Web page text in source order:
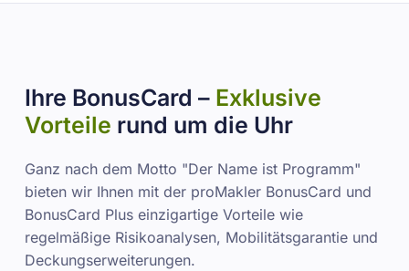
Ihre BonusCard – Exklusive
Vorteile rund um die Uhr
Ganz nach dem Motto "Der Name ist Programm"
bieten wir Ihnen mit der proMakler BonusCard und
BonusCard Plus einzigartige Vorteile wie
regelmäßige Risikoanalysen, Mobilitätsgarantie und
Deckungserweiterungen.